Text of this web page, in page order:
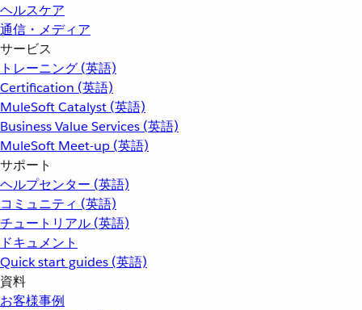
ヘルスケア
通信・メディア
サービス
トレーニング (英語)
Certification (英語)
MuleSoft Catalyst (英語)
Business Value Services (英語)
MuleSoft Meet-up (英語)
サポート
ヘルプセンター (英語)
コミュニティ (英語)
チュートリアル (英語)
ドキュメント
Quick start guides (英語)
資料
お客様事例